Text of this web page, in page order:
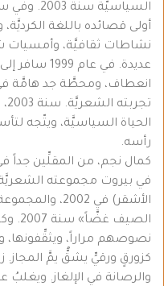
أولى قصائده باللغة
نشاطات ثقافيَّة، وأمسيات
عديدة. في
انعطاف، ومحطَّة جد هامَّة في
الحياة السياسيَّة،
رأسه.
كمال نجم، من المقلِّين جداً
في بيروت مجموعته الشعريَّة
الأشقر) في
نصوصهم مراراً، ويثقِّفونها،
كزورقٍ ورقيٍّ يشقُّ يمَّ المجاز.
والرصانة في الإلغاز. ويغلبُ